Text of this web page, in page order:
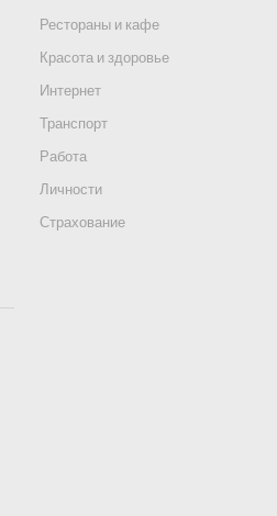
Рестораны и кафе
Красота и здоровье
Интернет
Транспорт
Работа
Личности
Страхование